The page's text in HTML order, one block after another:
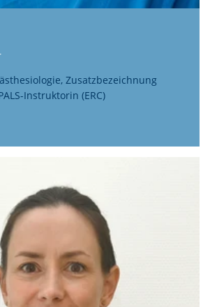
Zusatzbezeichnung
Instruktorin (ERC)